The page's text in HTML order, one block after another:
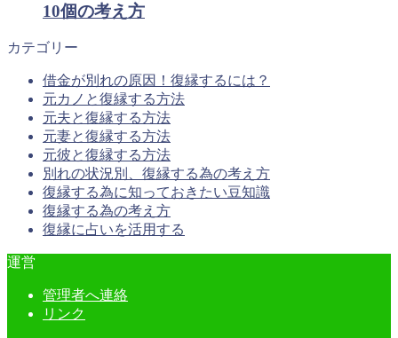
10個の考え方
カテゴリー
借金が別れの原因！復縁するには？
元カノと復縁する方法
元夫と復縁する方法
元妻と復縁する方法
元彼と復縁する方法
別れの状況別、復縁する為の考え方
復縁する為に知っておきたい豆知識
復縁する為の考え方
復縁に占いを活用する
運営
管理者へ連絡
リンク